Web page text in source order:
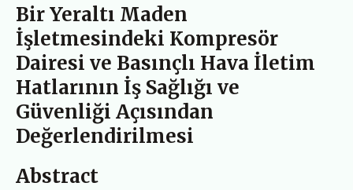
Bir Yeraltı Maden
İşletmesindeki Kompresör
Dairesi ve Basınçlı Hava İletim
Hatlarının İş Sağlığı ve
Güvenliği Açısından
Değerlendirilmesi
Abstract